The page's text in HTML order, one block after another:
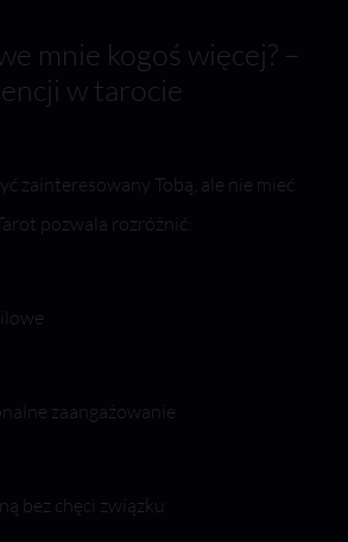
mnie kogoś więcej? –
w tarocie
zainteresowany Tobą, ale nie mieć
pozwala rozróżnić:
zaangażowanie
bez chęci związku